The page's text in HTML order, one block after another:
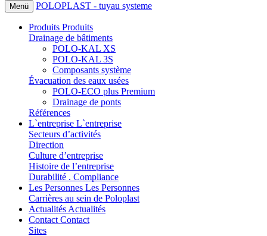
Menü POLOPLAST - tuyau systeme
Produits Produits
Drainage de bâtiments
POLO-KAL XS
POLO-KAL 3S
Composants système
Évacuation des eaux usées
POLO-ECO plus Premium
Drainage de ponts
Références
L`entreprise L`entreprise
Secteurs d’activités
Direction
Culture d’entreprise
Histoire de l’entreprise
Durabilité . Compliance
Les Personnes Les Personnes
Carrières au sein de Poloplast
Actualités Actualités
Contact Contact
Sites